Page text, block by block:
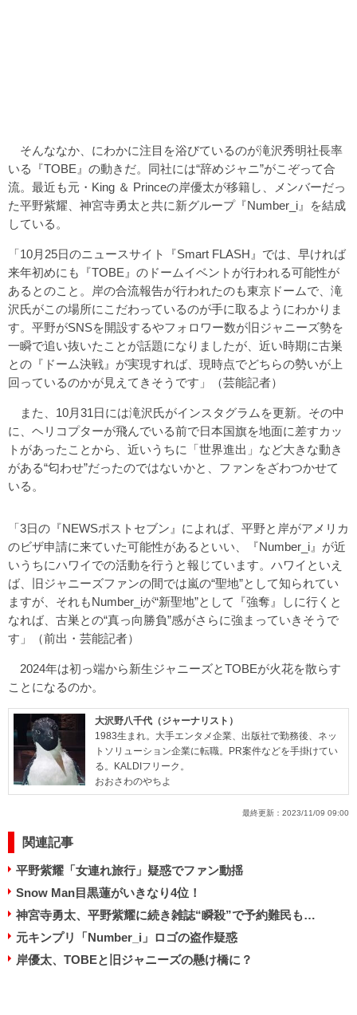
そんななか、にわかに注目を浴びているのが滝沢秀明社長率
いる『TOBE』の動きだ。同社には“辞めジャニ”がこぞって合
流。最近も元・King ＆ Princeの岸優太が移籍し、メンバーだっ
た平野紫耀、神宮寺勇太と共に新グループ『Number_i』を結成
している。
「10月25日のニュースサイト『Smart FLASH』では、早ければ
来年初めにも『TOBE』のドームイベントが行われる可能性が
あるとのこと。岸の合流報告が行われたのも東京ドームで、滝
沢氏がこの場所にこだわっているのが手に取るようにわかりま
す。平野がSNSを開設するやフォロワー数が旧ジャニーズ勢を
一瞬で追い抜いたことが話題になりましたが、近い時期に古巣
との『ドーム決戦』が実現すれば、現時点でどちらの勢いが上
回っているのかが見えてきそうです」（芸能記者）
また、10月31日には滝沢氏がインスタグラムを更新。その中
に、ヘリコプターが飛んでいる前で日本国旗を地面に差すカッ
トがあったことから、近いうちに「世界進出」など大きな動き
がある“匂わせ”だったのではないかと、ファンをざわつかせて
いる。
「3日の『NEWSポストセブン』によれば、平野と岸がアメリカ
のビザ申請に来ていた可能性があるといい、『Number_i』が近
いうちにハワイでの活動を行うと報じています。ハワイといえ
ば、旧ジャニーズファンの間では嵐の“聖地”として知られてい
ますが、それもNumber_iが“新聖地”として『強奪』しに行くと
なれば、古巣との“真っ向勝負”感がさらに強まっていきそうで
す」（前出・芸能記者）
2024年は初っ端から新生ジャニーズとTOBEが火花を散らす
ことになるのか。
大沢野八千代（ジャーナリスト）
1983生まれ。大手エンタメ企業、出版社で勤務後、ネッ
トソリューション企業に転職。PR案件などを手掛けてい
る。KALDIフリーク。
おおさわのやちよ
最終更新： 2023/11/09 09:00
関連記事
平野紫耀「女連れ旅行」疑惑でファン動揺
Snow Man目黒蓮がいきなり4位！
神宮寺勇太、平野紫耀に続き雑誌“瞬殺”で予約難民も…
元キンプリ「Number_i」ロゴの盗作疑惑
岸優太、TOBEと旧ジャニーズの懸け橋に？